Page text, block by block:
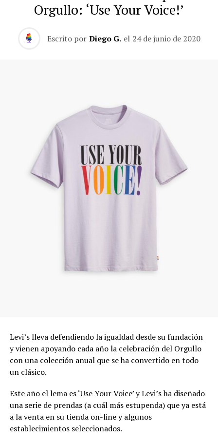
Orgullo: ‘Use Your Voice!’
Escrito por Diego G. el 24 de junio de 2020
Levi’s lleva defendiendo la igualdad desde su fundación
y vienen apoyando cada año la celebración del Orgullo
con una colección anual que se ha convertido en todo
un clásico.
Este año el lema es ‘Use Your Voice’ y Levi’s ha diseñado
una serie de prendas (a cuál más estupenda) que ya está
a la venta en su tienda on-line y algunos
establecimientos seleccionados.